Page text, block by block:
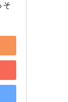
そ